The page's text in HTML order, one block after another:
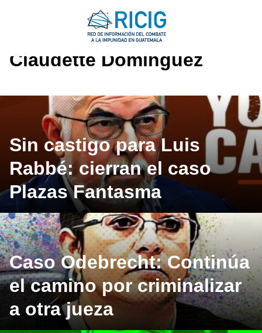
Claudette Domínguez
Sin castigo para Luis
Rabbé: cierran el caso
Plazas Fantasma
Caso Odebrecht: Continúa
el camino por criminalizar
a otra jueza